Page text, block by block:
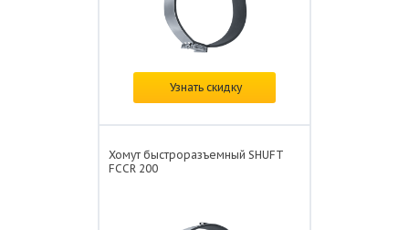
Цена: от588 ₽/шт.
Узнать скидку
Хомут быстроразъемный SHUFT
FCCR 200